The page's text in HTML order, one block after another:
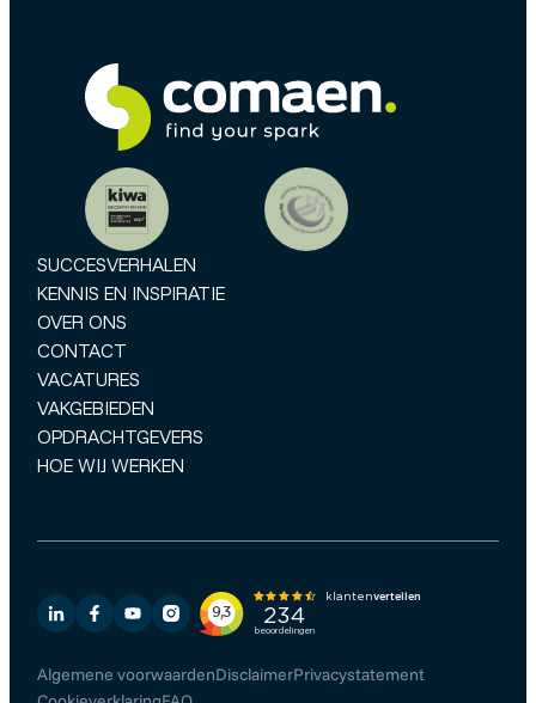
SUCCESVERHALEN
KENNIS EN INSPIRATIE
OVER ONS
CONTACT
VACATURES
VAKGEBIEDEN
OPDRACHTGEVERS
HOE WIJ WERKEN
Algemene voorwaardenDisclaimerPrivacystatement